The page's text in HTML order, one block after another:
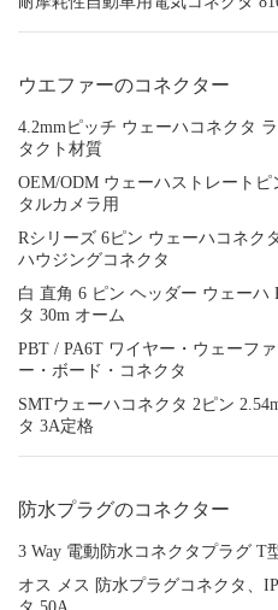
ウエファーのコネクター
4.2mmピッチ ウェーハコネクタ
タクト材質
OEM/ODM ウェーハストレート
タルカメラ用
Rシリーズ 6ピン ウェーハコネク
ハウジングコネクタ
白 直角 6 ピン ヘッダー ウェーハ
タ 30m オーム
PBT / PA6T ワイヤー・ウェーフ
ー・ボード・コネクタ
SMTウェーハコネクタ 2ピン
タ 3A定格
防水プラグのコネクター
3 Way 電動防水コネクタプラグ T
オス メス 防水プラグコネクタ、